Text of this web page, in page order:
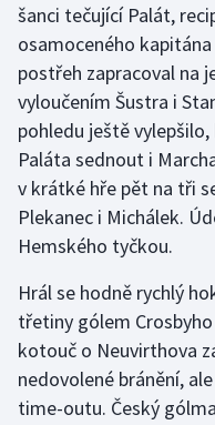
Rychlobruslení
Rychlostní kanoistika
Short track
Sportovní střelba
Stolní tenis
Triatlon
Veslování
Vodní slalom
šanci tečující Palát,
osamoceného
postřeh zapracoval na
vyloučením Šustra i
pohledu ještě
Paláta sednout i
v krátké hře pět na tři
Plekanec i Michálek.
Hemského tyčkou.
Hrál se hodně rychlý
třetiny gólem
kotouč o Neuvirthova
nedovolené bránění,
time-outu. Český